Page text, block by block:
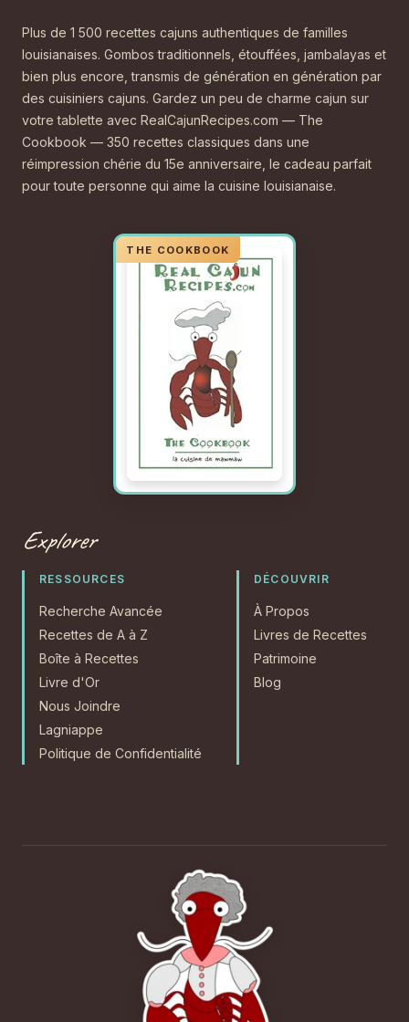
Plus de 1 500 recettes cajuns authentiques de familles
louisianaises. Gombos traditionnels, étouffées, jambalayas et
bien plus encore, transmis de génération en génération par
des cuisiniers cajuns. Gardez un peu de charme cajun sur
votre tablette avec RealCajunRecipes.com — The
Cookbook — 350 recettes classiques dans une
réimpression chérie du 15e anniversaire, le cadeau parfait
pour toute personne qui aime la cuisine louisianaise.
Explorer
RESSOURCES
Recherche Avancée
Recettes de A à Z
Boîte à Recettes
Livre d'Or
Nous Joindre
Lagniappe
Politique de Confidentialité
DÉCOUVRIR
À Propos
Livres de Recettes
Patrimoine
Blog